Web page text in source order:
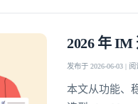
2026 年 IM
发布于 2026-06-03 | 阅
本文从功能、